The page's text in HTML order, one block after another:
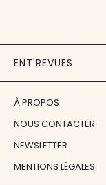
ENT'REVUES
À PROPOS
NOUS CONTACTER
NEWSLETTER
MENTIONS LÉGALES